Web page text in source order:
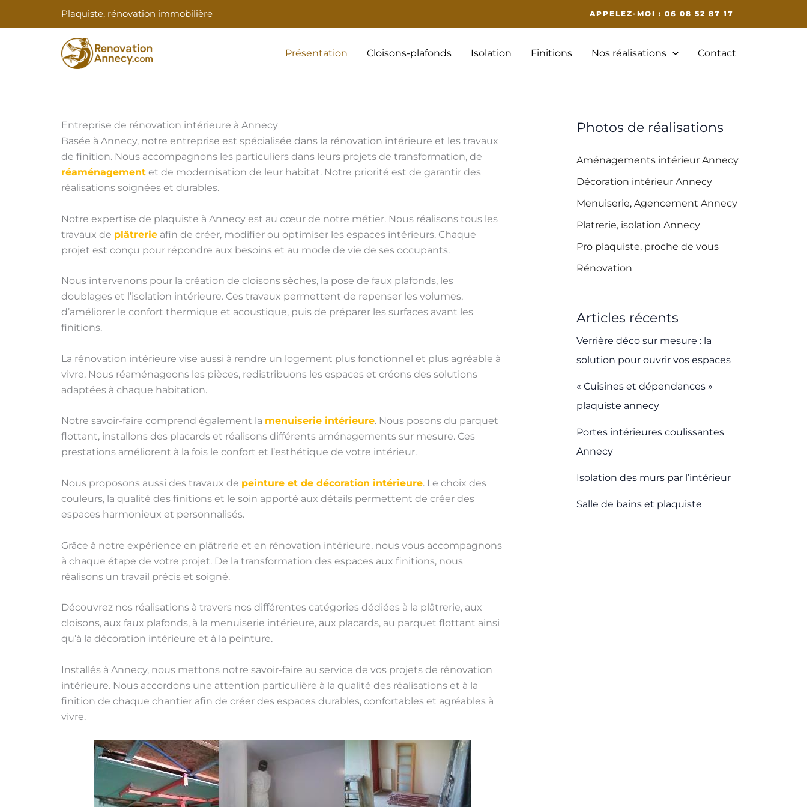
Plaquiste, rénovation immobilière APPELEZ-MOI : 06 08 52 87 17
Présentation Cloisons-plafonds Isolation Finitions Nos réalisations Contact
Entreprise de rénovation intérieure à Annecy
Basée à Annecy, notre entreprise est spécialisée dans la rénovation intérieure et les travaux
de finition. Nous accompagnons les particuliers dans leurs projets de transformation, de
réaménagement et de modernisation de leur habitat. Notre priorité est de garantir des
réalisations soignées et durables.
Notre expertise de plaquiste à Annecy est au cœur de notre métier. Nous réalisons tous les
travaux de plâtrerie afin de créer, modifier ou optimiser les espaces intérieurs. Chaque
projet est conçu pour répondre aux besoins et au mode de vie de ses occupants.
Nous intervenons pour la création de cloisons sèches, la pose de faux plafonds, les
doublages et l’isolation intérieure. Ces travaux permettent de repenser les volumes,
d’améliorer le confort thermique et acoustique, puis de préparer les surfaces avant les
finitions.
La rénovation intérieure vise aussi à rendre un logement plus fonctionnel et plus agréable à
vivre. Nous réaménageons les pièces, redistribuons les espaces et créons des solutions
adaptées à chaque habitation.
Notre savoir-faire comprend également la menuiserie intérieure. Nous posons du parquet
flottant, installons des placards et réalisons différents aménagements sur mesure. Ces
prestations améliorent à la fois le confort et l’esthétique de votre intérieur.
Nous proposons aussi des travaux de peinture et de décoration intérieure. Le choix des
couleurs, la qualité des finitions et le soin apporté aux détails permettent de créer des
espaces harmonieux et personnalisés.
Grâce à notre expérience en plâtrerie et en rénovation intérieure, nous vous accompagnons
à chaque étape de votre projet. De la transformation des espaces aux finitions, nous
réalisons un travail précis et soigné.
Découvrez nos réalisations à travers nos différentes catégories dédiées à la plâtrerie, aux
cloisons, aux faux plafonds, à la menuiserie intérieure, aux placards, au parquet flottant ainsi
qu’à la décoration intérieure et à la peinture.
Installés à Annecy, nous mettons notre savoir-faire au service de vos projets de rénovation
intérieure. Nous accordons une attention particulière à la qualité des réalisations et à la
finition de chaque chantier afin de créer des espaces durables, confortables et agréables à
vivre.
Photos de réalisations
Aménagements intérieur Annecy
Décoration intérieur Annecy
Menuiserie, Agencement Annecy
Platrerie, isolation Annecy
Pro plaquiste, proche de vous
Rénovation
Articles récents
Verrière déco sur mesure : la
solution pour ouvrir vos espaces
« Cuisines et dépendances »
plaquiste annecy
Portes intérieures coulissantes
Annecy
Isolation des murs par l’intérieur
Salle de bains et plaquiste